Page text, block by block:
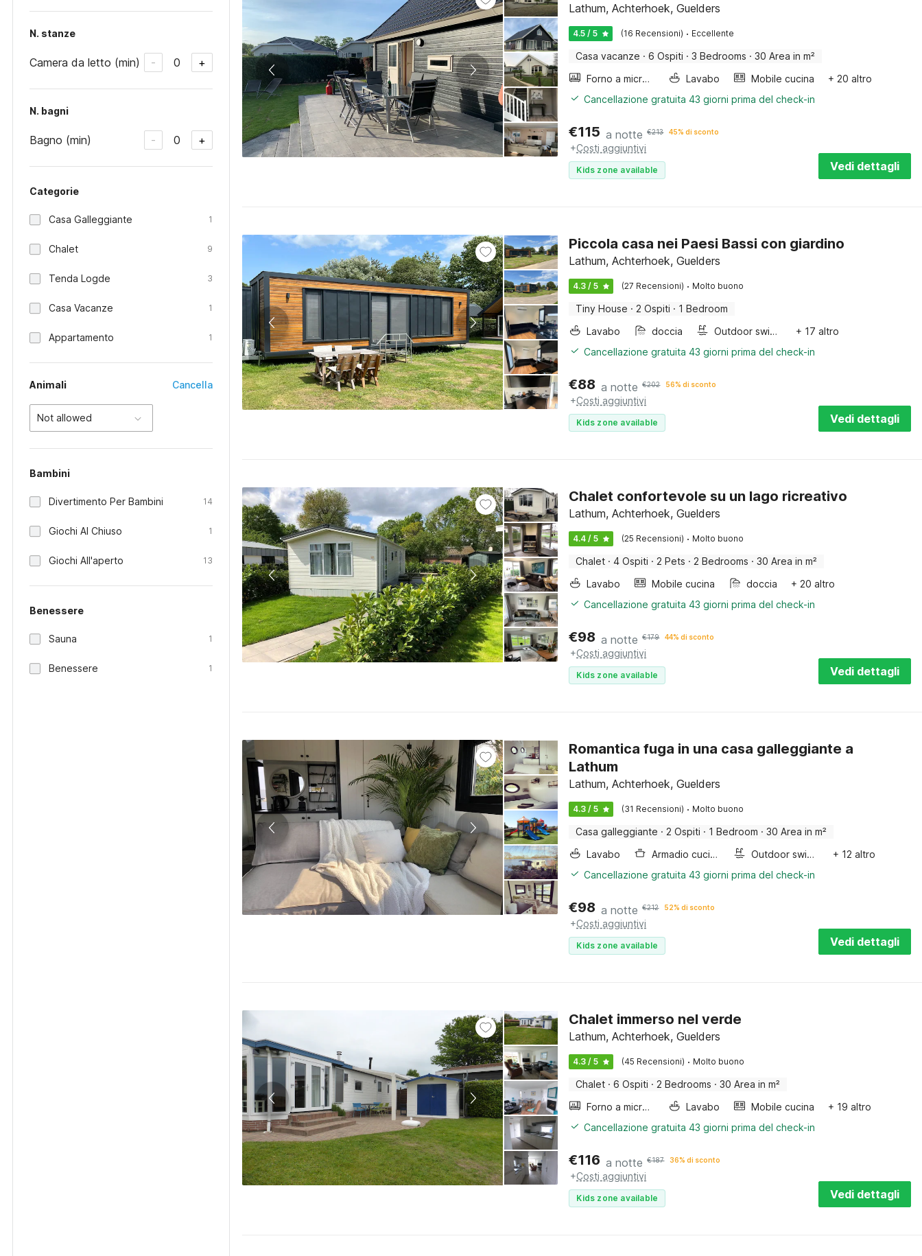
N. stanze
Camera da letto (min) - 0 +
N. bagni
Bagno (min) - 0 +
Categorie
Casa Galleggiante 1
Chalet 9
Tenda Logde 3
Casa Vacanze 1
Appartamento 1
Animali Cancella
Not allowed
Bambini
Divertimento Per Bambini 14
Giochi Al Chiuso 1
Giochi All'aperto 13
Benessere
Sauna 1
Benessere 1
Lathum, Achterhoek, Guelders
4.5 / 5 (16 Recensioni) · Eccellente
Casa vacanze · 6 Ospiti · 3 Bedrooms · 30 Area in m²
Forno a microonde combinato
Lavabo Mobile cucina
+ 20 altro
Cancellazione gratuita 43 giorni prima del check-in
€115 a notte €213 45% di sconto
+Costi aggiuntivi
Kids zone available Vedi dettagli
Piccola casa nei Paesi Bassi con giardino
Lathum, Achterhoek, Guelders
4.3 / 5 (27 Recensioni) · Molto buono
Tiny House · 2 Ospiti · 1 Bedroom
Lavabo
doccia Outdoor swimming pool
+ 17 altro
Cancellazione gratuita 43 giorni prima del check-in
€88 a notte €202 56% di sconto
+Costi aggiuntivi
Kids zone available Vedi dettagli
Chalet confortevole su un lago ricreativo
Lathum, Achterhoek, Guelders
4.4 / 5 (25 Recensioni) · Molto buono
Chalet · 4 Ospiti · 2 Pets · 2 Bedrooms · 30 Area in m²
Lavabo
Mobile cucina doccia
+ 20 altro
Cancellazione gratuita 43 giorni prima del check-in
€98 a notte €179 44% di sconto
+Costi aggiuntivi
Kids zone available Vedi dettagli
Romantica fuga in una casa galleggiante a
Lathum
Lathum, Achterhoek, Guelders
4.3 / 5 (31 Recensioni) · Molto buono
Casa galleggiante · 2 Ospiti · 1 Bedroom · 30 Area in m²
Lavabo
Armadio cucina Outdoor swimming pool
+ 12 altro
Cancellazione gratuita 43 giorni prima del check-in
€98 a notte €212 52% di sconto
+Costi aggiuntivi
Kids zone available Vedi dettagli
Chalet immerso nel verde
Lathum, Achterhoek, Guelders
4.3 / 5 (45 Recensioni) · Molto buono
Chalet · 6 Ospiti · 2 Bedrooms · 30 Area in m²
Forno a microonde combinato
Lavabo Mobile cucina
+ 19 altro
Cancellazione gratuita 43 giorni prima del check-in
€116 a notte €187 36% di sconto
+Costi aggiuntivi
Kids zone available Vedi dettagli